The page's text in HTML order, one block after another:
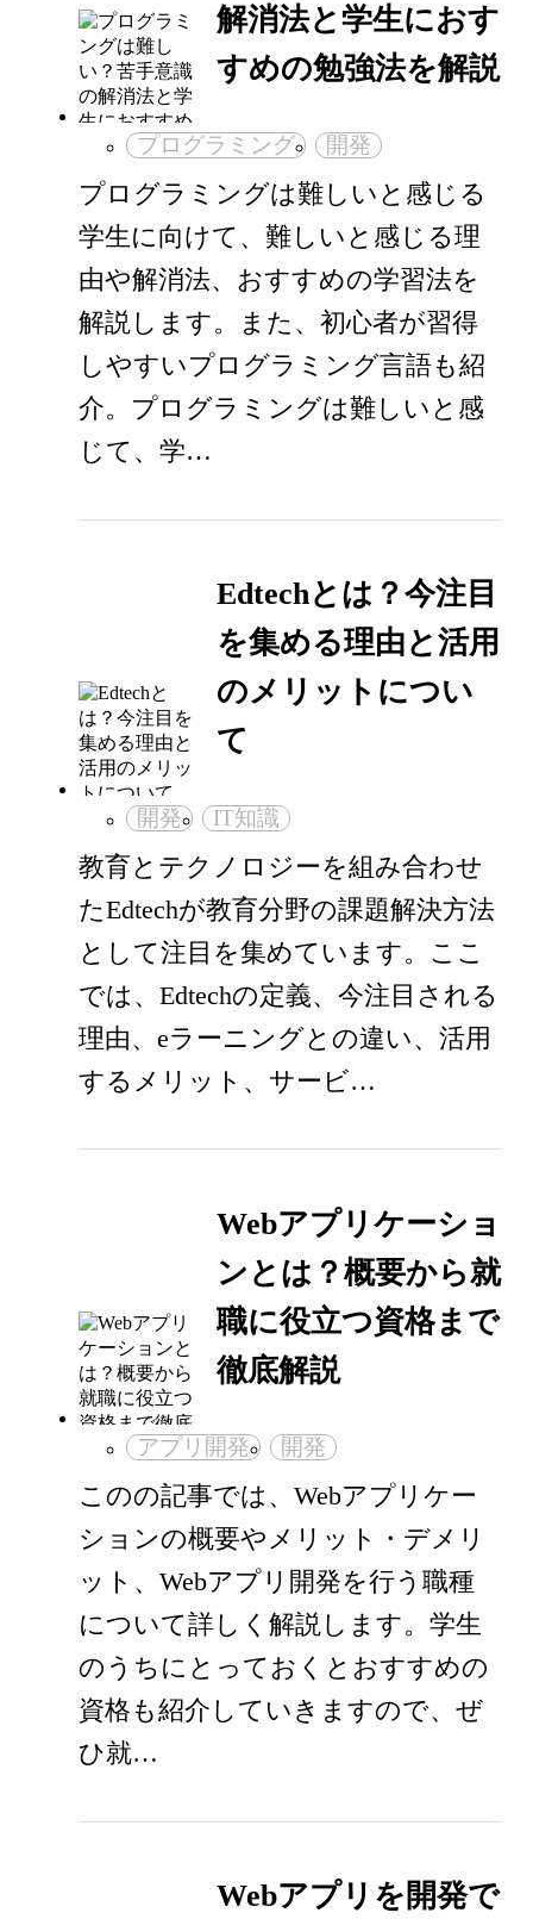
解消法と学生におす
すめの勉強法を解説
プログラミング 開発
プログラミングは難しいと感じる
学生に向けて、難しいと感じる理
由や解消法、おすすめの学習法を
解説します。また、初心者が習得
しやすいプログラミング言語も紹
介。プログラミングは難しいと感
じて、学…
Edtechとは？今注目
を集める理由と活用
のメリットについ
て
開発 IT知識
教育とテクノロジーを組み合わせ
たEdtechが教育分野の課題解決方法
として注目を集めています。ここ
では、Edtechの定義、今注目される
理由、eラーニングとの違い、活用
するメリット、サービ…
Webアプリケーショ
ンとは？概要から就
職に役立つ資格まで
徹底解説
アプリ開発 開発
このの記事では、Webアプリケー
ションの概要やメリット・デメリ
ット、Webアプリ開発を行う職種
について詳しく解説します。学生
のうちにとっておくとおすすめの
資格も紹介していきますので、ぜ
ひ就…
Webアプリを開発で